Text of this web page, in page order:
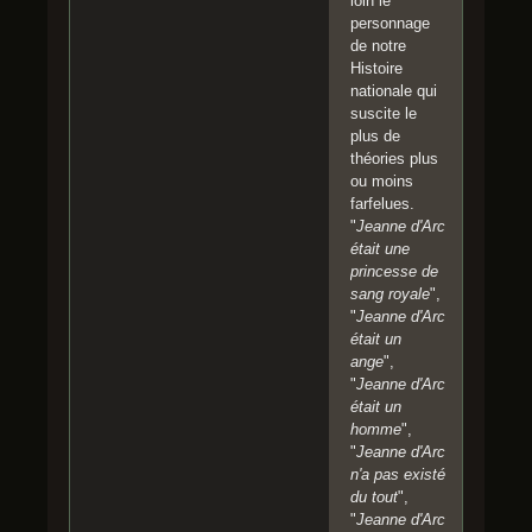
personnage
de notre
Histoire
nationale qui
suscite le
plus de
théories plus
ou moins
farfelues.
"Jeanne d'Arc
était une
princesse de
sang royale",
"Jeanne d'Arc
était un
ange",
"Jeanne d'Arc
était un
homme",
"Jeanne d'Arc
n'a pas existé
du tout",
"Jeanne d'Arc